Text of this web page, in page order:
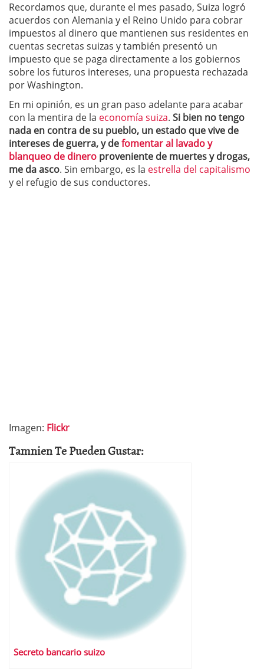
Recordamos que, durante el mes pasado, Suiza logró
acuerdos con Alemania y el Reino Unido para cobrar
impuestos al dinero que mantienen sus residentes en
cuentas secretas suizas y también presentó un
impuesto que se paga directamente a los gobiernos
sobre los futuros intereses, una propuesta rechazada
por Washington.
En mi opinión, es un gran paso adelante para acabar
con la mentira de la economía suiza. Si bien no tengo
nada en contra de su pueblo, un estado que vive de
intereses de guerra, y defomentar al lavado y
blanqueo de dinero proveniente de muertes y drogas,
me da asco. Sin embargo, es la estrella del capitalismo
y el refugio de sus conductores.
Imagen: Flickr
Tamnien Te Pueden Gustar:
Secreto bancario suizo